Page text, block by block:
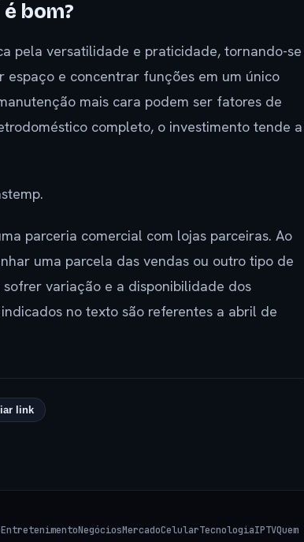
bom?
pela versatilidade e praticidade, tornando-se
e concentrar funções em um único
mais cara podem ser fatores de
completo, o investimento tende a
parceria comercial com lojas parceiras. Ao
uma parcela das vendas ou outro tipo de
variação e a disponibilidade dos
no texto são referentes a abril de
link
EntretenimentoNegóciosMercadoCelularTecnologiaIPTVQuem